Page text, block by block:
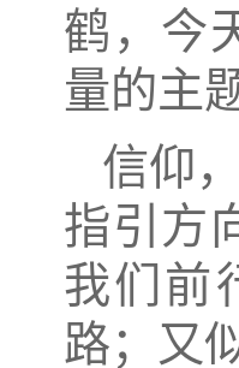
鹤，今
量的主
信仰
指引方
我们前
路；又